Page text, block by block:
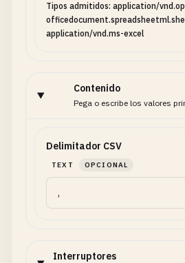
Tipos admitidos: application/
application/vnd.ms-excel
Contenido
Pega o escribe los valores
Delimitador CSV
TEXT OPCIONAL
Interruptores